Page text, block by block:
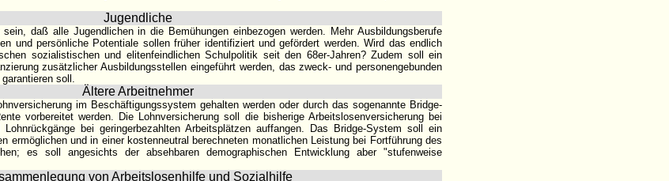
Jugendliche
daß alle Jugendlichen in die Bemühungen einbezogen werden. Mehr Ausbildungsberufe
und persönliche Potentiale sollen früher identifiziert und gefördert werden. Wird das endlich
sozialistischen und elitenfeindlichen Schulpolitik seit den 68er-Jahren? Zudem soll ein
zusätzlicher Ausbildungsstellen eingeführt werden, das zweck- und personengebunden
soll.
Ältere Arbeitnehmer
im Beschäftigungssystem gehalten werden oder durch das sogenannte Bridge-
vorbereitet werden. Die Lohnversicherung soll die bisherige Arbeitslosenversicherung bei
bei geringerbezahlten Arbeitsplätzen auffangen. Das Bridge-System soll ein
ermöglichen und in einer kostenneutral berechneten monatlichen Leistung bei Fortführung des
es soll angesichts der absehbaren demographischen Entwicklung aber "stufenweise
von Arbeitslosenhilfe und Sozialhilfe